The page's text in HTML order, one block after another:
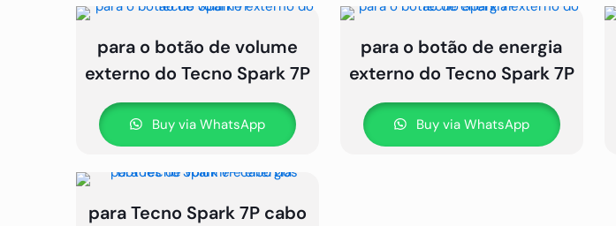
para o botão de volume
externo do Tecno Spark 7P
Buy via WhatsApp
para o botão de energia
externo do Tecno Spark 7P
Buy via WhatsApp
para Tecno Spark 7P cabo